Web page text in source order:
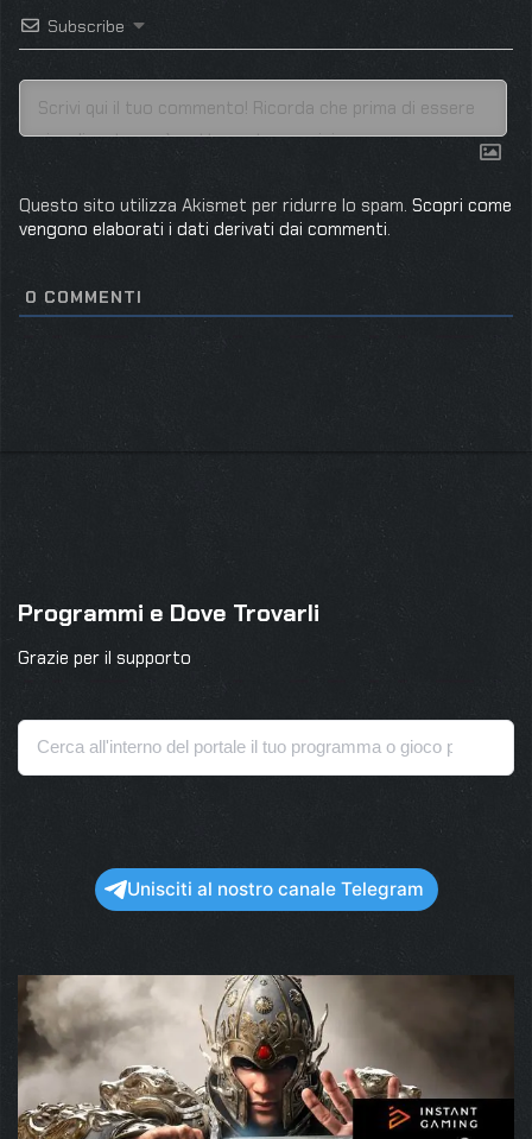
Subscribe
Questo sito utilizza Akismet per ridurre lo spam. Scopri come
vengono elaborati i dati derivati dai commenti.
0 COMMENTI
Programmi e Dove Trovarli
Grazie per il supporto
Unisciti al nostro canale Telegram